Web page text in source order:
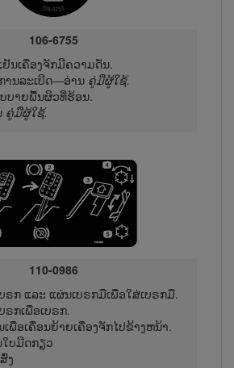
106-6755
ນເຄື່ອງຈັກມີຄວາມດັນ.
ານລະເບີດ—ອ່ານ ຄູ່ມືຜູ້ໃຊ້.
ບາຍພື້ນຜິວທີ່ຮ້ອນ.
ຄູ່ມືຜູ້​ໃຊ້.
110-0986
ຣກ ແລະ ແຜ່ນ​ເບ​ຣກມືເພື່ອໃສ່ເບຣກມື.
ກເພື່ອເບຣກ.
ພື່ອເຄື່ອນຍ້າຍເຄື່ອງຈັກໄປຂ້າງຫນ້າ.
ບມີດກຽວ
ງ